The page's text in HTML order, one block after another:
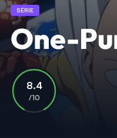
SÉRIE
One-
8.4
/10